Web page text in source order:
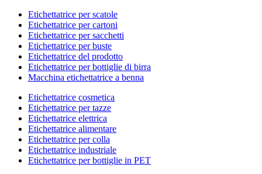
Etichettatrice per scatole
Etichettatrice per cartoni
Etichettatrice per sacchetti
Etichettatrice per buste
Etichettatrice del prodotto
Etichettatrice per bottiglie di birra
Macchina etichettatrice a benna
Etichettatrice cosmetica
Etichettatrice per tazze
Etichettatrice elettrica
Etichettatrice alimentare
Etichettatrice per colla
Etichettatrice industriale
Etichettatrice per bottiglie in PET